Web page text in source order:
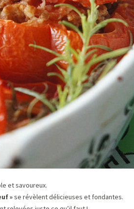
et savoureux.
»se révèlent délicieuses et fondantes.